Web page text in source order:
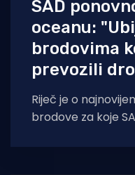
SAD
oceanu:
brodovima
prevozili
Riječ je o
brodove za koje